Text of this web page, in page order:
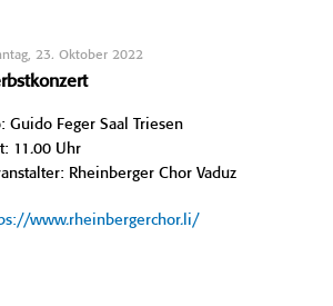
23. Oktober 2022
Guido Feger Saal Triesen
11.00 Uhr
Rheinberger Chor Vaduz
www.rheinbergerchor.li/